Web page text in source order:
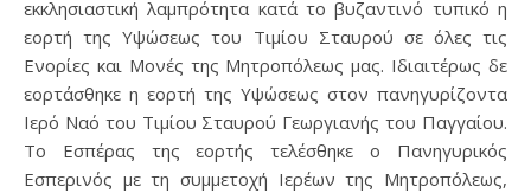
εκκλησιαστική λαμπρότητα κατά το βυζαντινό τυπικό η
εορτή της Υψώσεως του Τιμίου Σταυρού σε όλες τις
Ενορίες και Μονές της Μητροπόλεως μας. Ιδιαιτέρως δε
εορτάσθηκε η εορτή της Υψώσεως στον πανηγυρίζοντα
Ιερό Ναό του Τιμίου Σταυρού Γεωργιανής του Παγγαίου.
Το Εσπέρας της εορτής τελέσθηκε ο Πανηγυρικός
Εσπερινός με τη συμμετοχή Ιερέων της Μητροπόλεως,